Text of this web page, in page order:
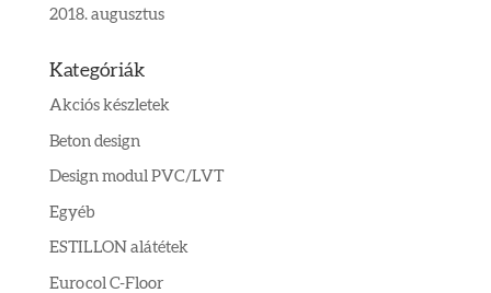
2018. augusztus
Kategóriák
Akciós készletek
Beton design
Design modul PVC/LVT
Egyéb
ESTILLON alátétek
Eurocol C-Floor